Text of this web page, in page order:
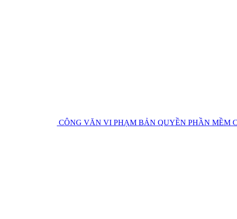
CÔNG VĂN VI PHẠM BẢN QUYỀN PHẦN MỀM